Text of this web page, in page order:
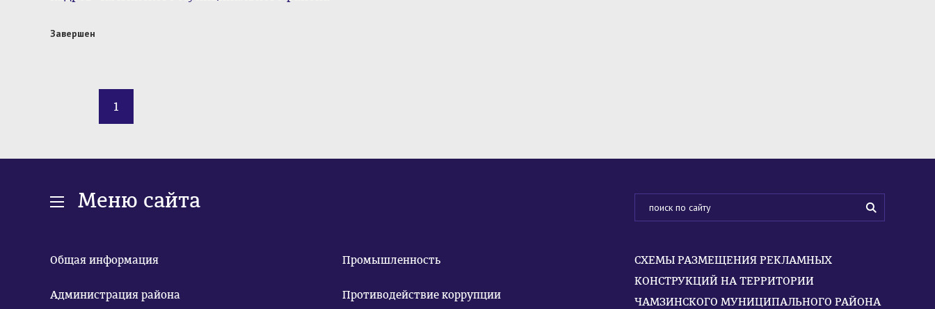
Завершен
1
Меню сайта
Общая информация
Администрация района
Промышленность
Противодействие коррупции
СХЕМЫ РАЗМЕЩЕНИЯ РЕКЛАМНЫХ
КОНСТРУКЦИЙ НА ТЕРРИТОРИИ
ЧАМЗИНСКОГО МУНИЦИПАЛЬНОГО РАЙОНА